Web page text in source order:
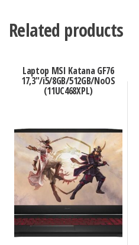
Related products
Laptop MSI Katana GF76
17,3″/i5/8GB/512GB/NoOS
(11UC468XPL)